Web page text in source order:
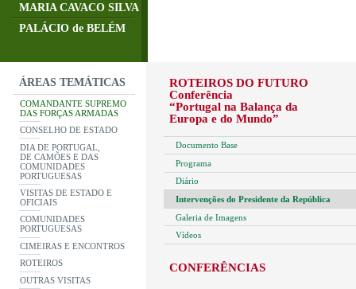
MARIA CAVACO SILVA
PALÁCIO de BELÉM
ÁREAS TEMÁTICAS
COMANDANTE SUPREMO
DAS FORÇAS ARMADAS
CONSELHO DE ESTADO
DIA DE PORTUGAL,
DE CAMÕES E DAS
COMUNIDADES
PORTUGUESAS
VISITAS DE ESTADO E
OFICIAIS
COMUNIDADES
PORTUGUESAS
CIMEIRAS E ENCONTROS
ROTEIROS
OUTRAS VISITAS
ROTEIROS DO FUTURO
Conferência
“Portugal na Balança da
Europa e do Mundo”
Documento Base
Programa
Diário
Intervenções do Presidente da República
Galeria de Imagens
Vídeos
CONFERÊNCIAS